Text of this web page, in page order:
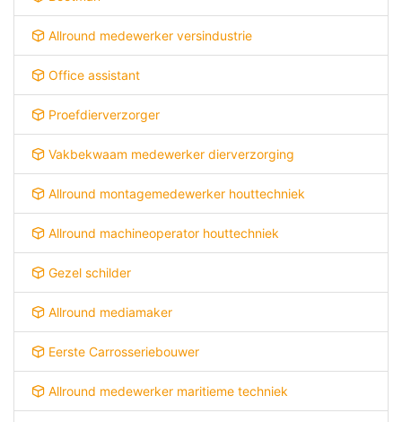
Allround medewerker versindustrie
Office assistant
Proefdierverzorger
Vakbekwaam medewerker dierverzorging
Allround montagemedewerker houttechniek
Allround machineoperator houttechniek
Gezel schilder
Allround mediamaker
Eerste Carrosseriebouwer
Allround medewerker maritieme techniek